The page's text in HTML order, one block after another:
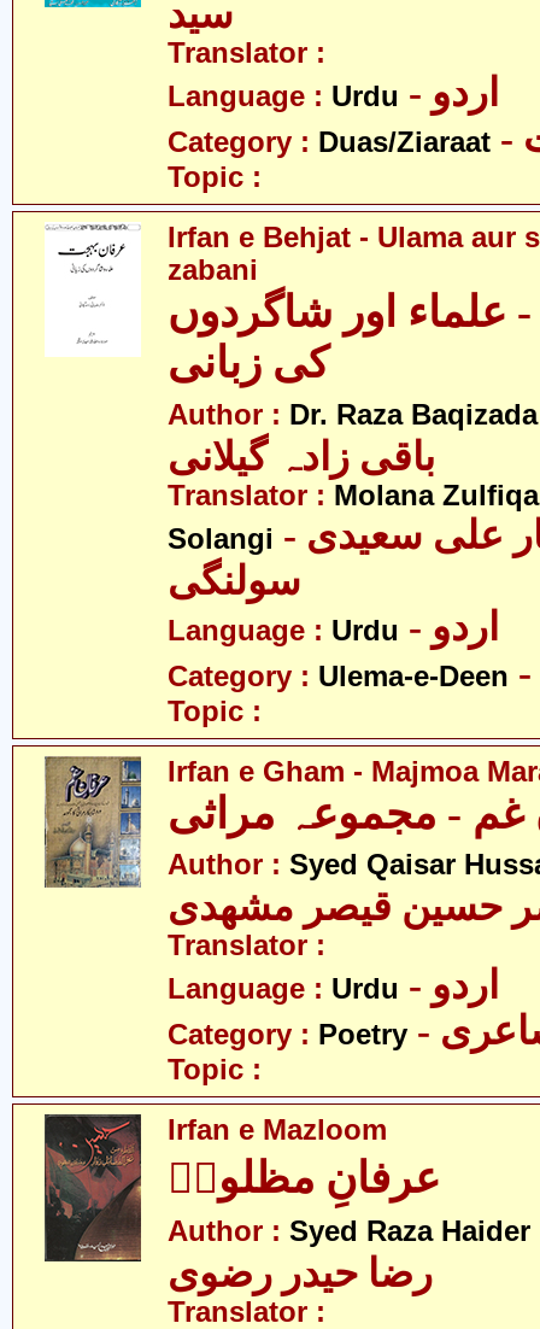
سید
Translator :
Language : Urdu - اردو
Category : Duas/Ziaraat
Topic :
Irfan e Behjat - Ulama aur
zabani
اور شاگردوں
کی زبانی
Author : Dr. Raza
باقی زادہ گیلانی
Translator : Molana
Solangi - مولانا ذوالفقار علی سعیدی
سولنگی
Language : Urdu - اردو
Category : Ulema-e-Deen
Topic :
Irfan e Gham - Majmoa
غم - مجموعہ مراثی
Author : Syed Qaisar
حسین قیصر مشھدی
Translator :
Language : Urdu - اردو
Category : Poetry
Topic :
Irfan e Mazloom
عرفانِ مظلومؑ
Author : Syed Raza Haider
رضا حیدر رضوی
Translator :